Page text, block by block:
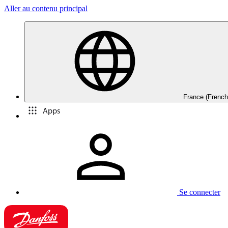
Aller au contenu principal
France
Apps
Se connecter